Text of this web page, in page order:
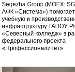
Segezha Group (MOEX:
АФК «Система») помогает
учебную и
инфраструктуру ГАПОУ
«Северный колледж» в
федерального проекта
«Профессионалитет».